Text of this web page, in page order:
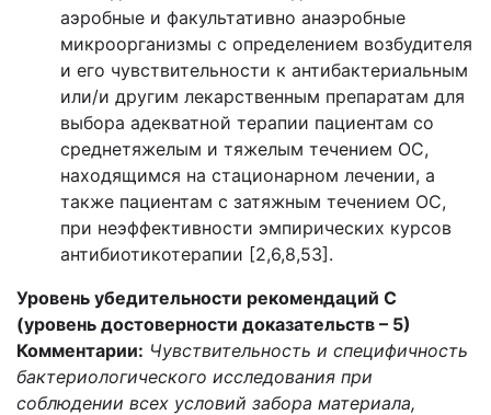
аэробные и факультативно анаэробные
микроорганизмы с определением возбудителя
и его чувствительности к антибактериальным
или/и другим лекарственным препаратам для
выбора адекватной терапии пациентам со
среднетяжелым и тяжелым течением ОС,
находящимся на стационарном лечении, а
также пациентам с затяжным течением ОС,
при неэффективности эмпирических курсов
антибиотикотерапии [2,6,8,53].
Уровень убедительности рекомендаций С
(уровень достоверности доказательств – 5)
Комментарии: Чувствительность и специфичность
бактериологического исследования при
соблюдении всех условий забора материала,